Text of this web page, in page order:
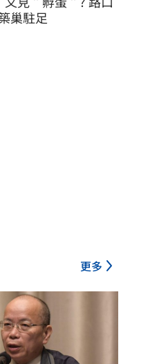
巢駐足
更多